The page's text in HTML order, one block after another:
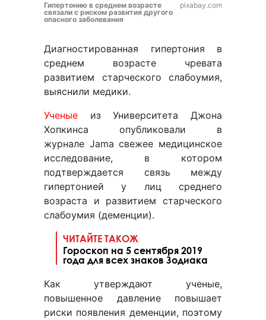
Гипертонию в среднем возрасте
связали с риском развития другого
опасного заболевания
pixabay.com
Диагностированная гипертония в
среднем возрасте чревата
развитием старческого слабоумия,
выяснили медики.
Ученые из Университета Джона
Хопкинса опубликовали в
журнале Jama свежее медицинское
исследование, в котором
подтверждается связь между
гипертонией у лиц среднего
возраста и развитием старческого
слабоумия (деменции).
ЧИТАЙТЕ ТАКОЖ
Гороскоп на 5 сентября 2019
года для всех знаков Зодиака
Как утверждают ученые,
повышенное давление повышает
риски появления деменции, поэтому